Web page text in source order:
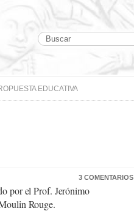
EDUCATIVA
3 COMENTARIOS
por el Prof. Jerónimo
Rouge.